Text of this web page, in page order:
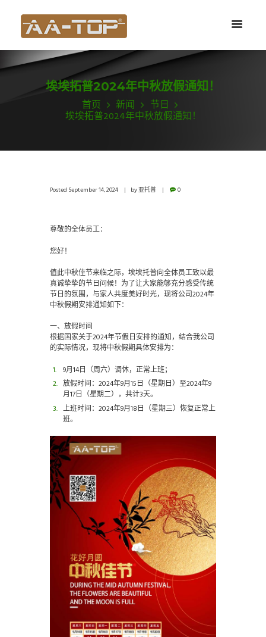
埃埃拓普2024年中秋放假通知！
首页 新闻 节日
埃埃拓普2024年中秋放假通知！
Posted September 14, 2024 by亚托普 0
尊敬的全体员工：
您好！
值此中秋佳节来临之际，埃埃托普向全体员工致以最
真诚挚挚的节日问候！为了让大家能够充分感受传统
节日的氛围，与家人共度美好时光，现将公司2024年
中秋假期安排通知如下：
一、放假时间
根据国家关于2024年节假日安排的通知，结合我公司
的实际情况，现将中秋假期具体安排为：
9月14日（周六）调休，正常上班；
放假时间：2024年9月15日（星期日）至2024年9
月17日（星期二），共计3天。
上班时间：2024年9月18日（星期三）恢复正常上
班。